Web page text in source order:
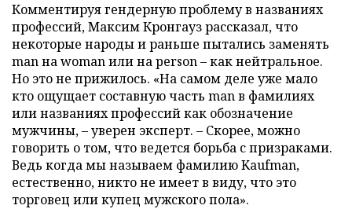
Комментируя гендерную проблему в названиях
профессий, Максим Кронгауз рассказал, что
некоторые народы и раньше пытались заменять
man на woman или на person – как нейтральное.
Но это не прижилось. «На самом деле уже мало
кто ощущает составную часть man в фамилиях
или названиях профессий как обозначение
мужчины, – уверен эксперт. – Скорее, можно
говорить о том, что ведется борьба с призраками.
Ведь когда мы называем фамилию Kaufman,
естественно, никто не имеет в виду, что это
торговец или купец мужского пола».